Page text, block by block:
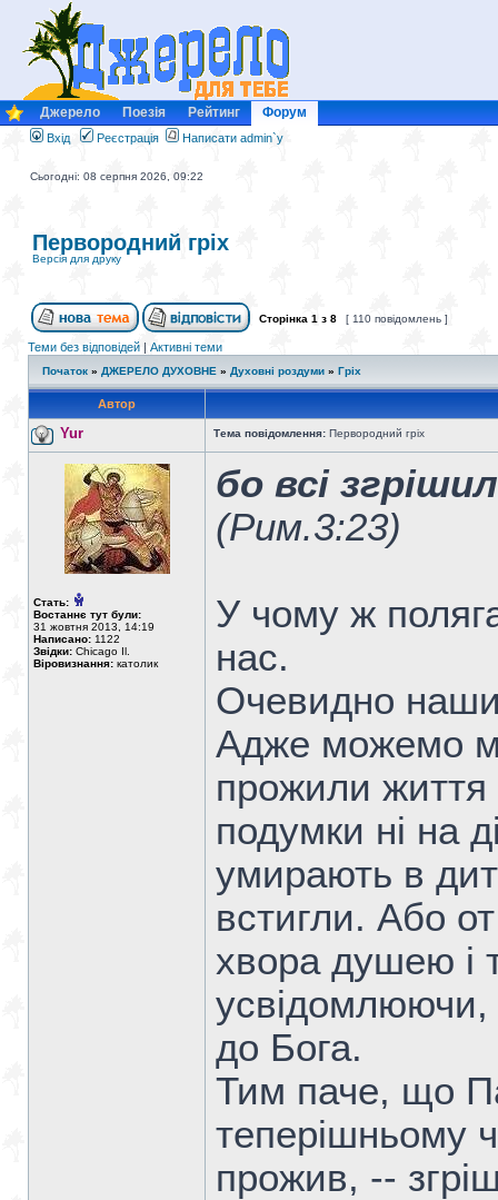
Джерело Поезія Рейтинг Форум
Вхід Реєстрація Написати admin`у
Сьогодні: 08 серпня 2026, 09:22
Первородний гріх
Версія для друку
Сторінка 1 з 8 [ 110 повідомлень ]
Теми без відповідей | Активні теми
Початок » ДЖЕРЕЛО ДУХОВНЕ » Духовні роздуми » Гріх
Автор
Yur Тема повідомлення: Первородний гріх
Стать:
Востаннє тут були:
31 жовтня 2013, 14:19
Написано: 1122
Звідки: Chicago Il.
Віровизнання: католик
бо всі
(Рим.3:23)
У чому ж
нас.
Очевидно
Адже можемо
прожили життя
подумки ні на
умирають в
встигли. Або
хвора душею і
усвідомлюючи,
до Бога.
Тим паче, що
теперішньому
прожив, --